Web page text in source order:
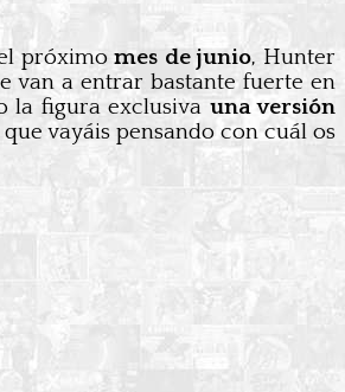
próximomes de junio, Hunter
van a entrar bastante fuerte en
la figura exclusiva una versión
vayáis pensando con cuál os